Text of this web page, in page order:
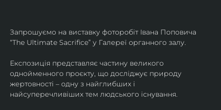
Запрошуємо на виставку фоторобіт Івана Поповича
“The Ultimate Sacrifice” у Галереї органного залу.
Експозиція представляє частину великого
однойменного проєкту, що досліджує природу
жертовності – одну з найглибших і
найсуперечливіших тем людського існування.